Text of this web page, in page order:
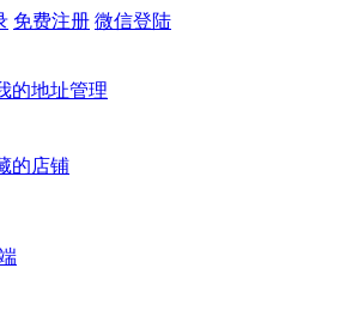
免费注册 微信登陆
的地址管理
的店铺